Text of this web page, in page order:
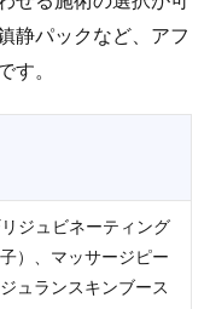
静パックなど、アフ
す。
ジュビネーティング
）、マッサージピー
ュランスキンブース